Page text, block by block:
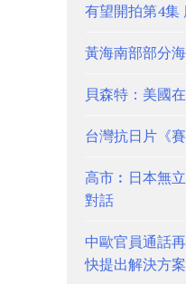
有望開拍第4集
黃海南部部分
貝森特：美國
台灣抗日片《
高市︰日本無
對話
中歐官員通話
快提出解決方案